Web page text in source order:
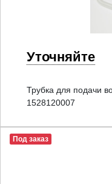
Уточняйте
Трубка для подачи
1528120007
Под заказ